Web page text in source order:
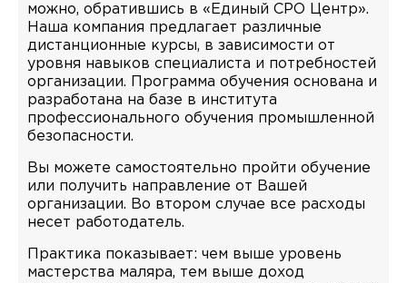
можно, обратившись в «Единый СРО Центр».
Наша компания предлагает различные
дистанционные курсы, в зависимости от
уровня навыков специалиста и потребностей
организации. Программа обучения основана и
разработана на базе в института
профессионального обучения промышленной
безопасности.
Вы можете самостоятельно пройти обучение
или получить направление от Вашей
организации. Во втором случае все расходы
несет работодатель.
Практика показывает: чем выше уровень
мастерства маляра, тем выше доход